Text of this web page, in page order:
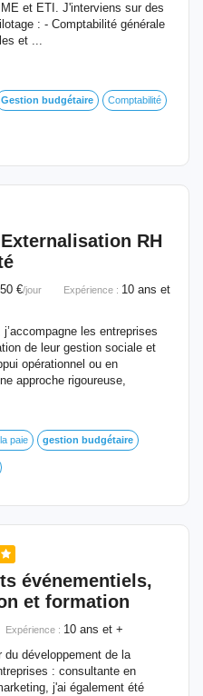
et ETI. J'interviens sur des
: - Comptabilité générale
et ...
Gestion budgétaire Comptabilité
RH
€/jour Expérience : 10 ans et
les entreprises
de leur gestion sociale et
opérationnel ou en
approche rigoureuse,
paie gestion budgétaire
événementiels,
et formation
Expérience : 10 ans et +
du développement de la
: consultante en
j'ai également été